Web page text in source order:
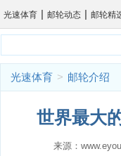
光速体育 | 邮轮动态 | 邮轮精
光速体育 > 邮轮介绍
世界最大
来源：